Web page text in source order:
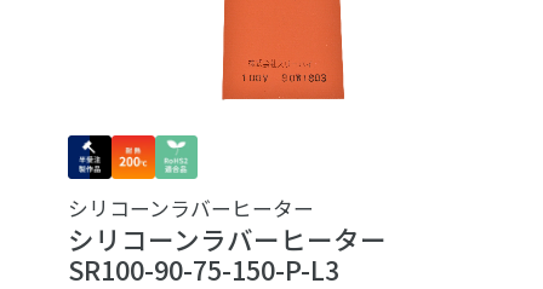
シリコーンラバーヒーター
シリコーンラバーヒーター
SR100-90-75-150-P-L3